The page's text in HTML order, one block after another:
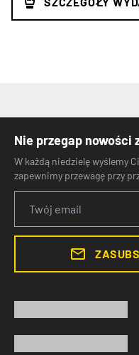
Nie przegap nowości
W każdą niedzielę wyślemy
zapewnimy przewagę przy